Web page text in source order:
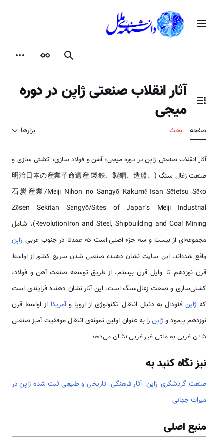
محتوامنوی اصلی
جستجوظاهر
تغییر وضعیت فهرست محتویات
آثار انقلاب صنعتی ژاپن در دوره
میجی
صفحه بحث ابزارها
آثار انقلاب صنعتی ژاپن در دوره میجی؛ آهن و فولاد سازی، کشتی سازی و
صنعت زغال سنگ (明治日本の産業革命遺産 製鉄、製鋼、造船、
石炭産業/Meiji Nihon no Sangyō Kakumē Isan Sētetsu Sēko
Zōsen Sekitan Sangyō/Sites of Japan’s Meiji Industrial
RevolutionIron and Steel, Shipbuilding and Coal Mining)، شامل
مجموعه‌ای از بیست و سه جزء اصلی است که عمدتا در جنوب غربی ژاپن
واقع شده‌اند. این سایت نشان دهنده صنعتی شدن سریع کشور از اواسط
قرن نوزدهم تا اوایل قرن بیستم، از طریق توسعه صنعت آهن و فولاد،
کشتی‌سازی و صنعت زغال‌سنگ است. این آثار نشان دهنده فرایندی است
که ژاپنفئودال به دنبال انتقال تکنولوژی از اروپا وآمریکا از اواسط قرن
نوزدهم پیمود و ژاپنرا به عنوان اولین نمونه‌ی انتقال موفقیت آمیز صنعتی
شدن غربی به ملتی غیر غربی نشان می‌دهد.
نیز نگاه کنید به
صنعت گردشگری ژاپن؛آثار فرهنگی، تاريخی و طبيعی ثبت شده ژاپن در
ميراث جهانی
منبع اصلی